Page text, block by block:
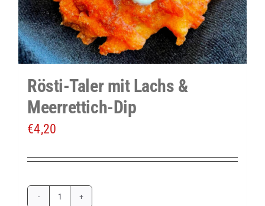
Rösti-Taler mit Lachs &
Meerrettich-Dip
€4,20